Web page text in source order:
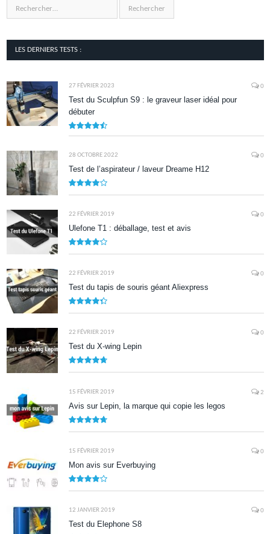
LES DERNIERS TESTS :
27 FÉVRIER 2023 0
Test du Sculpfun S9 : le graveur laser idéal pour
débuter
28 OCTOBRE 2022 0
Test de l’aspirateur / laveur Dreame H12
22 FÉVRIER 2019 0
Ulefone T1 : déballage, test et avis
22 FÉVRIER 2019 0
Test du tapis de souris géant Aliexpress
22 FÉVRIER 2019 0
Test du X-wing Lepin
15 FÉVRIER 2019 2
Avis sur Lepin, la marque qui copie les legos
15 FÉVRIER 2019 0
Mon avis sur Everbuying
12 JANVIER 2019 0
Test du Elephone S8